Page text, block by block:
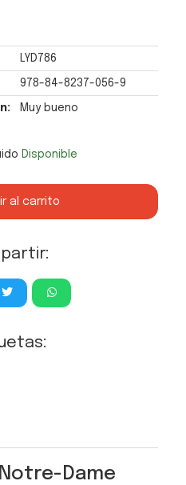
LYD786
978-84-8237-056-9
Muy bueno
Disponible
al carrito
Dame